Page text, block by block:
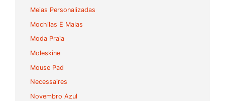
Meias Personalizadas
Mochilas E Malas
Moda Praia
Moleskine
Mouse Pad
Necessaires
Novembro Azul